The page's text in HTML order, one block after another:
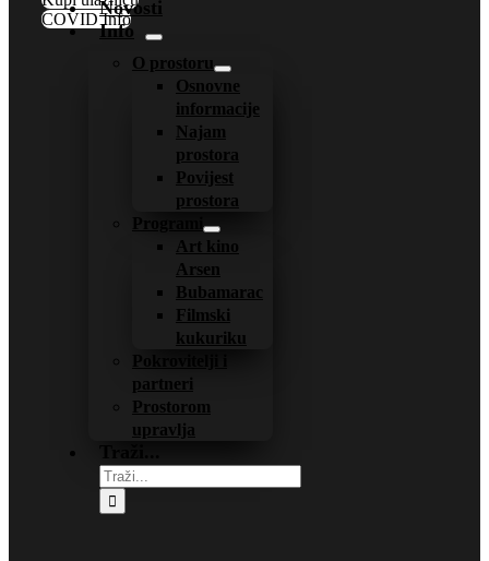
Novosti
Info
O prostoru
Osnovne
informacije
Najam
prostora
Povijest
prostora
Programi
Art kino
Arsen
Bubamarac
Filmski
kukuriku
Pokrovitelji i
partneri
Prostorom
upravlja
COVID Info